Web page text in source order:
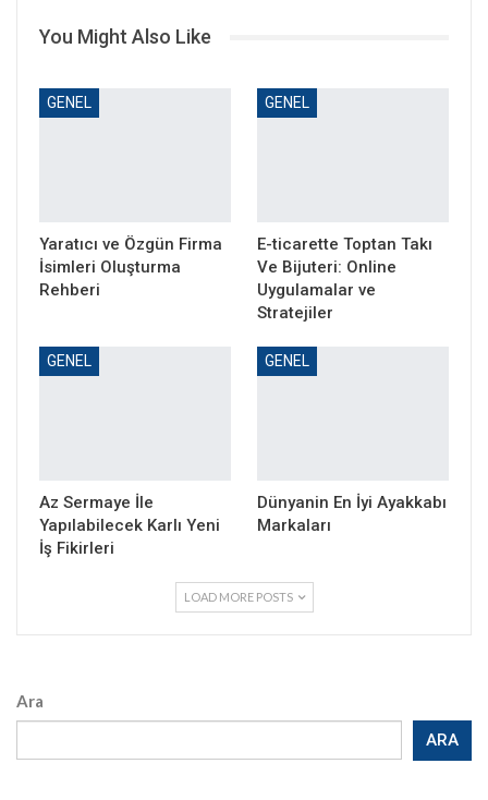
You Might Also Like
GENEL
Yaratıcı ve Özgün Firma
İsimleri Oluşturma
Rehberi
GENEL
E-ticarette Toptan Takı
Ve Bijuteri: Online
Uygulamalar ve
Stratejiler
GENEL
Az Sermaye İle
Yapılabilecek Karlı Yeni
İş Fikirleri
GENEL
Dünyanin En İyi Ayakkabı
Markaları
LOAD MORE POSTS
Ara
ARA